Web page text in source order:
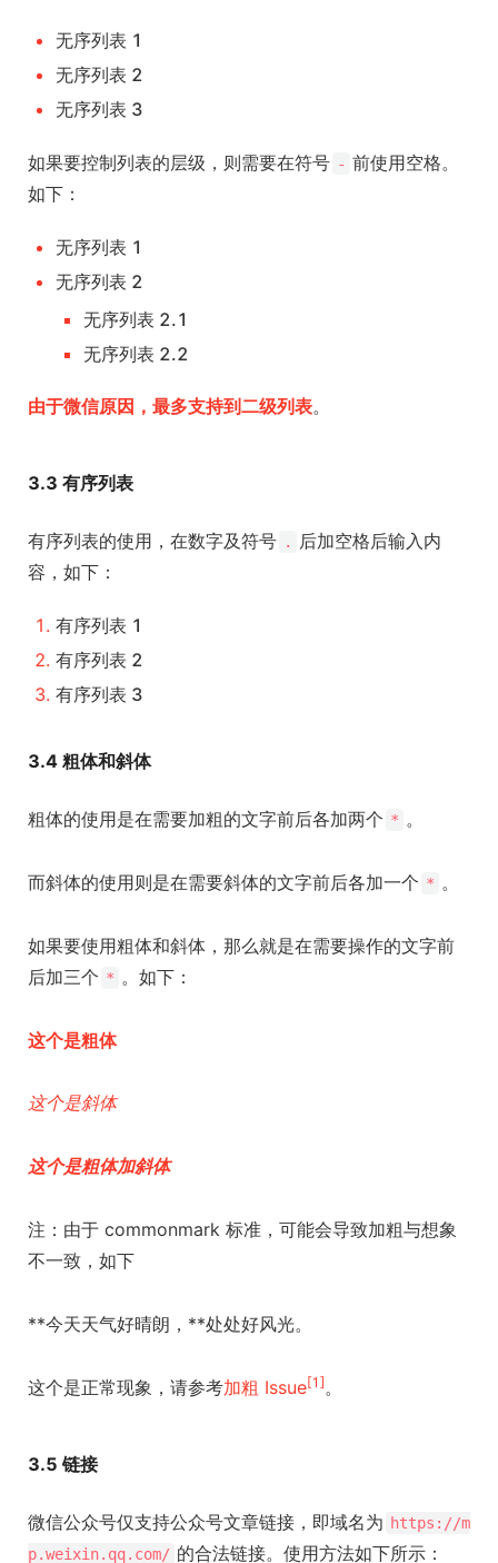
无序列表 1
无序列表 2
无序列表 3
如果要控制列表的层级，则需要在符号 - 前使用空格。
如下：
无序列表 1
无序列表 2
无序列表 2.1
无序列表 2.2
由于微信原因，最多支持到二级列表。
3.3 有序列表
有序列表的使用，在数字及符号 .
后加空格后输入内
容，如下：
有序列表 1
有序列表 2
有序列表 3
3.4 粗体和斜体
粗体的使用是在需要加粗的文字前后各加两个 * 。
而斜体的使用则是在需要斜体的文字前后各加一个 * 。
如果要使用粗体和斜体，那么就是在需要操作的文字前
后加三个 * 。如下：
这个是粗体
这个是斜体
这个是粗体加斜体
注：由于 commonmark 标准，可能会导致加粗与想象
不一致，如下
**今天天气好晴朗，**处处好风光。
这个是正常现象，请参考加粗 Issue[1] 。
3.5 链接
微信公众号仅支持公众号文章链接，即域名为 https://m
p.weixin.qq.com/ 的合法链接。使用方法如下所示：